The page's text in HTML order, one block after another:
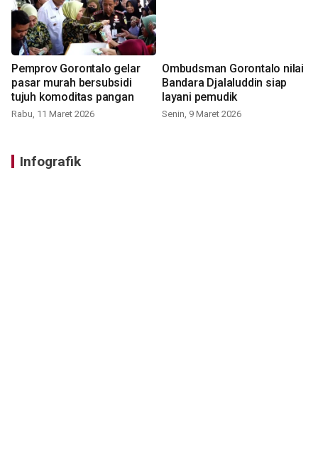
Pemprov Gorontalo gelar
pasar murah bersubsidi
tujuh komoditas pangan
Rabu, 11 Maret 2026
Ombudsman Gorontalo nilai
Bandara Djalaluddin siap
layani pemudik
Senin, 9 Maret 2026
Infografik